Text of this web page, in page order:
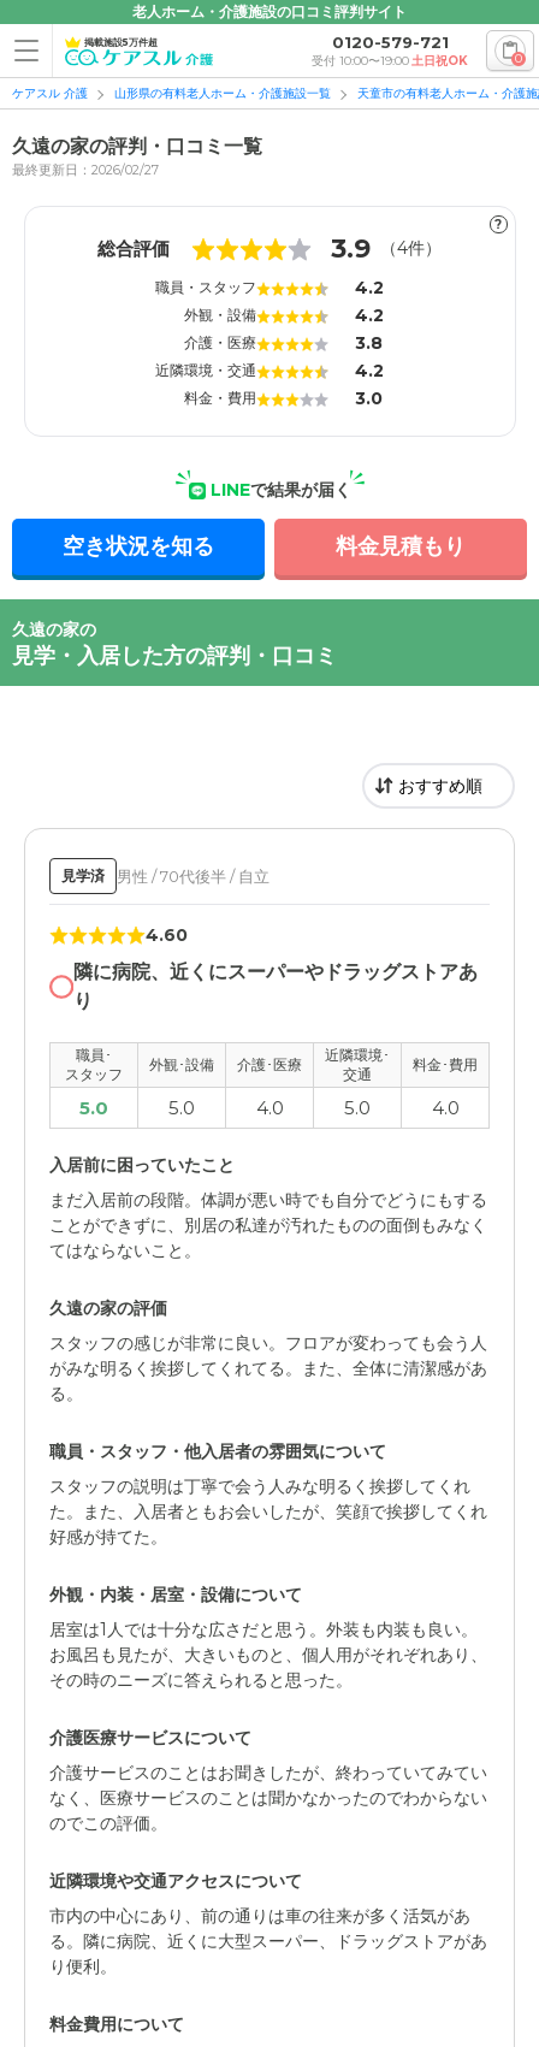
老人ホーム・介護施設の口コミ評判サイト
掲載施設5万件超 0120-579-721
受付 10:00〜19:00土日祝OK 0
ケアスル 介護 山形県の有料老人ホーム・介護施設一覧 天童市の有料老人ホーム・介護
久遠の家の評判・口コミ一覧
最終更新日：2026/02/27
?
総合評価 3.9 （4件）
職員・スタッフ 4.2
外観・設備 4.2
介護・医療 3.8
近隣環境・交通 4.2
料金・費用 3.0
LINEで結果が届く
空き状況を知る 料金見積もり
久遠の家の
見学・入居した方の評判・口コミ
見学済 男性 / 70代後半 / 自立
4.60
隣に病院、近くにスーパーやドラッグストアあ
り
職員･
スタッフ
外観･設備 介護･医療
近隣環境･
交通
料金･費用
5.0 5.0 4.0 5.0 4.0
入居前に困っていたこと
まだ入居前の段階。体調が悪い時でも自分でどうにもする
ことができずに、別居の私達が汚れたものの面倒もみなく
てはならないこと。
久遠の家の評価
スタッフの感じが非常に良い。フロアが変わっても会う人
がみな明るく挨拶してくれてる。また、全体に清潔感があ
る。
職員・スタッフ・他入居者の雰囲気について
スタッフの説明は丁寧で会う人みな明るく挨拶してくれ
た。また、入居者ともお会いしたが、笑顔で挨拶してくれ
好感が持てた。
外観・内装・居室・設備について
居室は1人では十分な広さだと思う。外装も内装も良い。
お風呂も見たが、大きいものと、個人用がそれぞれあり、
その時のニーズに答えられると思った。
介護医療サービスについて
介護サービスのことはお聞きしたが、終わっていてみてい
なく、医療サービスのことは聞かなかったのでわからない
のでこの評価。
近隣環境や交通アクセスについて
市内の中心にあり、前の通りは車の往来が多く活気があ
る。隣に病院、近くに大型スーパー、ドラッグストアがあ
り便利。
料金費用について